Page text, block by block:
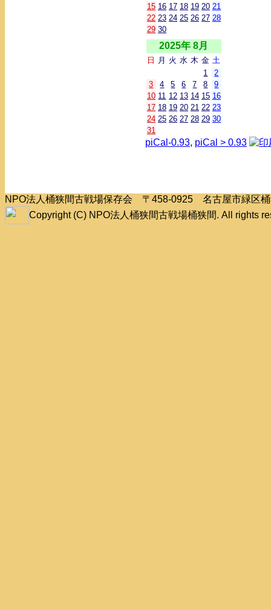
15 16 17 18 19 20 21
22 23 24 25 26 27 28
29 30
2025年 8月
日 月 火 水 木 金 土
1
2
3
4 5 6 7 8
9
10 11 12 13 14 15 16
17 18 19 20 21 22 23
24 25 26 27 28 29 30
31
piCal-0.93, piCal > 0.93
NPO法人桶狭間古戦場保存会 〒458-0925 名古屋市緑区
Copyright (C) NPO法人桶狭間古戦場桶狭間. All rights